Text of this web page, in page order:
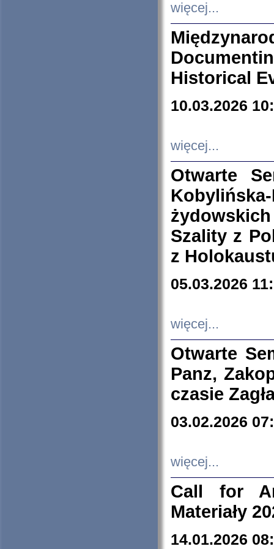
więcej...
Historical
10.03.2026
więcej...
Otwarte
Szality z
z
05.03.2026
więcej...
Otwarte
Panz,
czasie
03.02.2026
więcej...
Call for
Materiały
14.01.2026